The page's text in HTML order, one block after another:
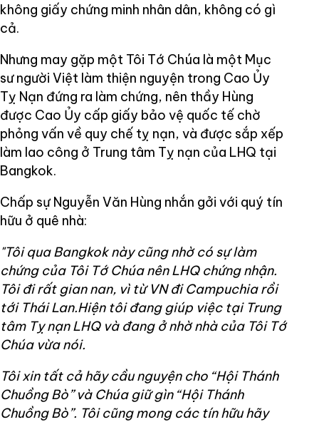
không giấy chứng minh nhân dân, không có gì
cả.
Nhưng may gặp một Tôi Tớ Chúa là một Mục
sư người Việt làm thiện nguyện trong Cao Ủy
Tỵ Nạn đứng ra làm chứng, nên thầy Hùng
được Cao Ủy cấp giấy bảo vệ quốc tế chờ
phỏng vấn về quy chế tỵ nạn, và được sắp xếp
làm lao công ở Trung tâm Tỵ nạn của LHQ tại
Bangkok.
Chấp sự Nguyễn Văn Hùng nhắn gởi với quý tín
hữu ở quê nhà:
"Tôi qua Bangkok này cũng nhờ có sự làm
chứng của Tôi Tớ Chúa nên LHQ chứng nhận.
Tôi đi rất gian nan, vì từ VN đi Campuchia rồi
tới Thái Lan.Hiện tôi đang giúp việc tại Trung
tâm Tỵ nạn LHQ và đang ở nhờ nhà của Tôi Tớ
Chúa vừa nói.
Tôi xin tất cả hãy cầu nguyện cho “Hội Thánh
Chuồng Bò” và Chúa giữ gìn “Hội Thánh
Chuồng Bò”. Tôi cũng mong các tín hữu hãy